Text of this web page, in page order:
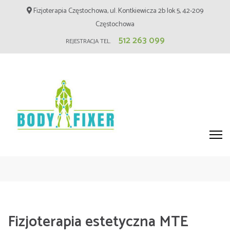
Fizjoterapia Częstochowa, ul. Kontkiewicza 2b lok 5, 42-209
Częstochowa
REJESTRACJA TEL. 512 263 099
Fizjoterapia estetyczna MTE